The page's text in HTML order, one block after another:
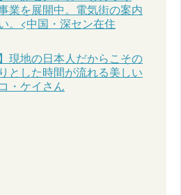
業を展開中。電気街の案内
。<中国・深セン在住
現地の日本人だからこその
とした時間が流れる美しい
・ケイさん